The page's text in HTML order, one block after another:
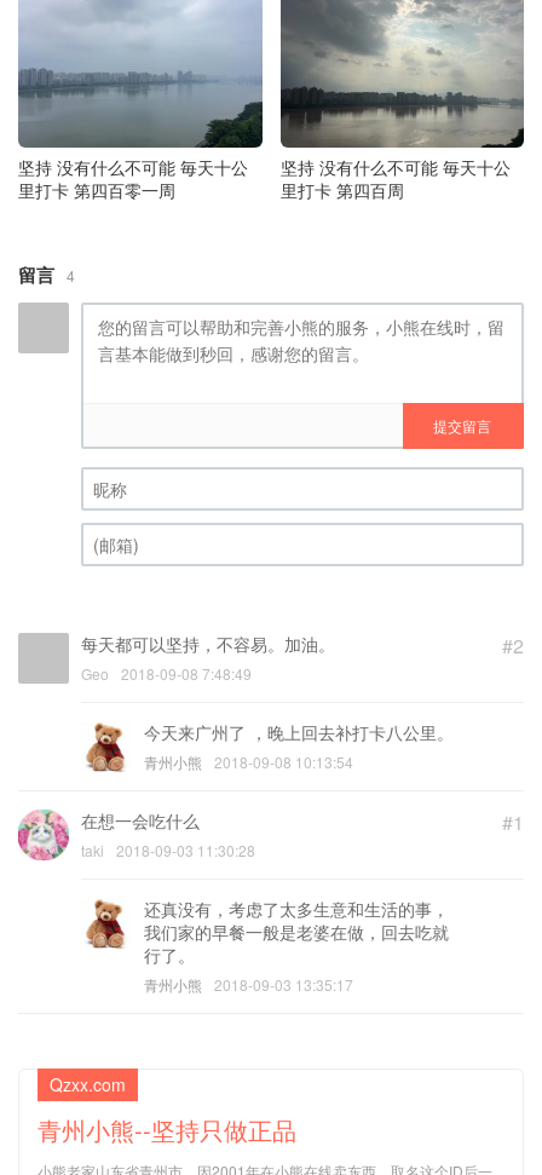
坚持 没有什么不可能 毎天十公
里打卡 第四百零一周
坚持 没有什么不可能 毎天十公
里打卡 第四百周
留言 4
提交留言
昵称 (必填)
#2
每天都可以坚持，不容易。加油。
Geo 2018-09-08 7:48:49
今天来广州了 ，晚上回去补打卡八公里。
青州小熊 2018-09-08 10:13:54
#1
在想一会吃什么
taki 2018-09-03 11:30:28
还真没有，考虑了太多生意和生活的事，
我们家的早餐一般是老婆在做，回去吃就
行了。
青州小熊 2018-09-03 13:35:17
Qzxx.com
青州小熊--坚持只做正品
小熊老家山东省青州市，因2001年在小熊在线卖东西，取名这个ID后一